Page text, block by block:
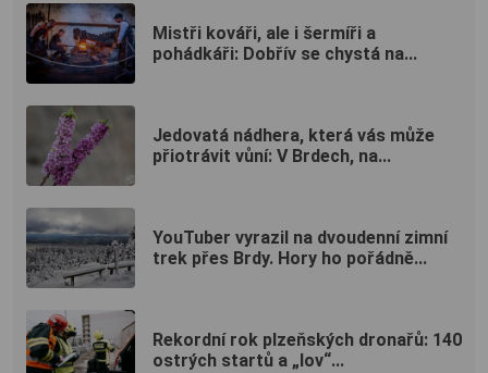
Mistři kováři, ale i šermíři a
pohádkáři: Dobřív se chystá na...
Jedovatá nádhera, která vás může
přiotrávit vůní: V Brdech, na...
YouTuber vyrazil na dvoudenní zimní
trek přes Brdy. Hory ho pořádně...
Rekordní rok plzeňských dronařů: 140
ostrých startů a „lov“...